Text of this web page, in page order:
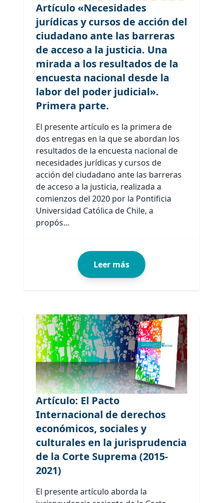
Artículo «Necesidades
jurídicas y cursos de acción del
ciudadano ante las barreras
de acceso a la justicia. Una
mirada a los resultados de la
encuesta nacional desde la
labor del poder judicial».
Primera parte.
El presente artículo es la primera de
dos entregas en la que se abordan los
resultados de la encuesta nacional de
necesidades jurídicas y cursos de
acción del ciudadano ante las barreras
de acceso a la justicia, realizada a
comienzos del 2020 por la Pontificia
Universidad Católica de Chile, a
propós...
Leer más
Artículo: El Pacto
Internacional de derechos
económicos, sociales y
culturales en la jurisprudencia
de la Corte Suprema (2015-
2021)
El presente artículo aborda la